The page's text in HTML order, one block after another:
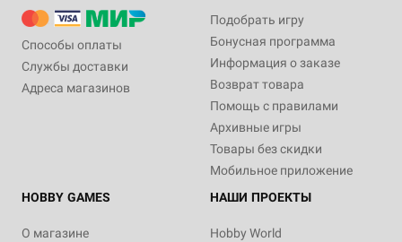
Способы оплаты
Службы доставки
Адреса магазинов
Подобрать игру
Бонусная программа
Информация о заказе
Возврат товара
Помощь с правилами
Архивные игры
Товары без скидки
Мобильное приложение
HOBBY GAMES
О магазине
НАШИ ПРОЕКТЫ
Hobby World